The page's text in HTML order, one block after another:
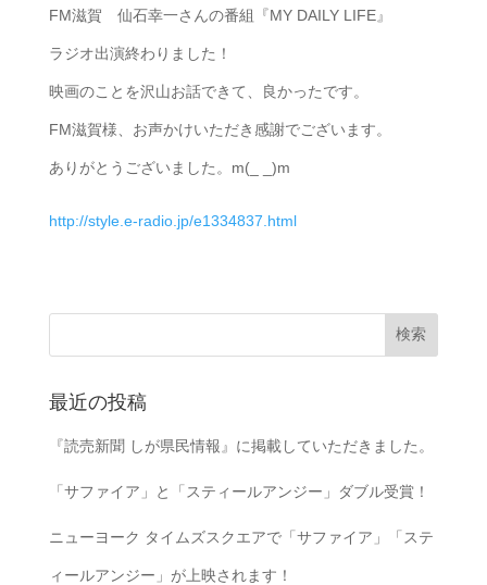
FM滋賀 仙石幸一さんの番組『MY DAILY LIFE』
ラジオ出演終わりました！
映画のことを沢山お話できて、良かったです。
FM滋賀様、お声かけいただき感謝でございます。
ありがとうございました。m(_ _)m
http://style.e-radio.jp/e1334837.html
最近の投稿
『読売新聞 しが県民情報』に掲載していただきました。
「サファイア」と「スティールアンジー」ダブル受賞！
ニューヨーク タイムズスクエアで「サファイア」「ステ
ィールアンジー」が上映されます！